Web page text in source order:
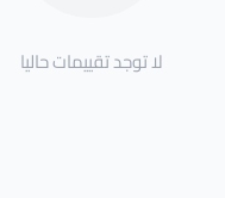
لا توجد تقييمات حاليا